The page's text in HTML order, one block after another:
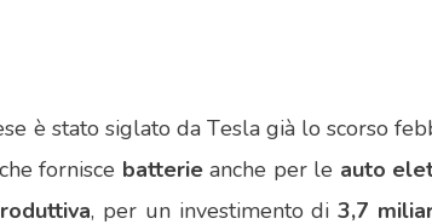
è stato siglato da Tesla già lo scorso
fornisce batterieanche per le auto
, per un investimento di3,7